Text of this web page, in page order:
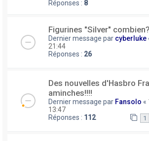
Réponses : 8
Figurines "Silver" combien?
Dernier message par cyberluke
21:44
Réponses : 26
Des nouvelles d'Hasbro
aminches!!!!
Dernier message par Fansolo «
13:47
Réponses : 112 1